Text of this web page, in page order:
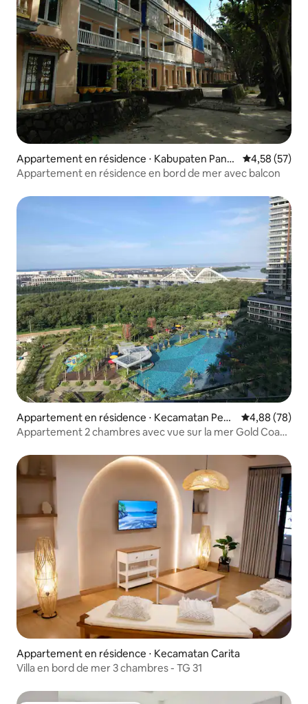
Appartement en résidence ⋅ Kabupaten Pand
eglang
Évaluation
4,58 (57)
Appartement en résidence en bord de mer avec balcon
Appartement en résidence ⋅ Kecamatan Penj
aringan
Évaluation
4,88 (78)
Appartement 2 chambres avec vue sur la mer Gold Coast
Appartement en résidence ⋅ Kecamatan Carita
Villa en bord de mer 3 chambres - TG 31